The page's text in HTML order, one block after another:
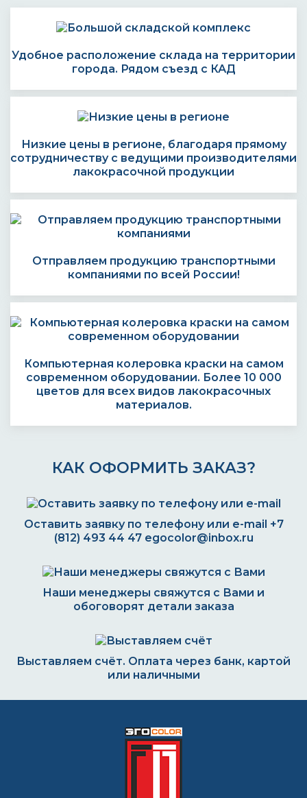
Удобное расположение склада на территории
города. Рядом съезд с КАД
Низкие цены в регионе, благодаря прямому
сотрудничеству с ведущими производителями
лакокрасочной продукции
Отправляем продукцию транспортными
компаниями по всей России!
Компьютерная колеровка краски на самом
современном оборудовании. Более 10 000
цветов для всех видов лакокрасочных
материалов.
КАК ОФОРМИТЬ ЗАКАЗ?
Оставить заявку по телефону или e-mail +7
(812) 493 44 47 egocolor@inbox.ru
Наши менеджеры свяжутся с Вами и
обоговорят детали заказа
Выставляем счёт. Оплата через банк, картой
или наличными
Формируем заказ и отправляем транспортной
компанией